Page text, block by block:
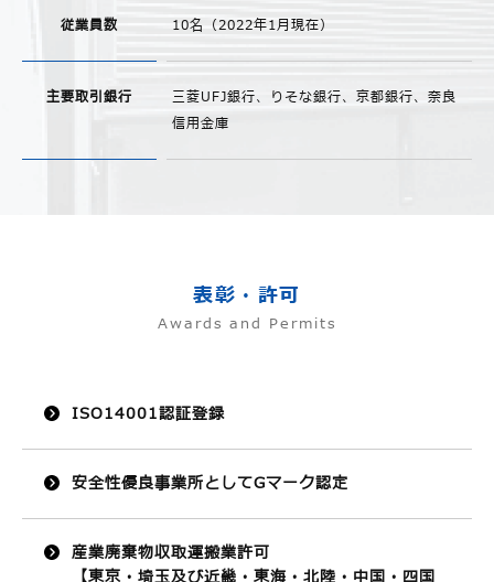
従業員数 10名（2022年1月現在）
主要取引銀行
三菱UFJ銀行、りそな銀行、京都銀行、奈良
信用金庫
表彰・許可
Awards and Permits
ISO14001認証登録
安全性優良事業所としてGマーク認定
産業廃棄物収取運搬業許可
【東京・埼玉及び近畿・東海・北陸・中国・四国